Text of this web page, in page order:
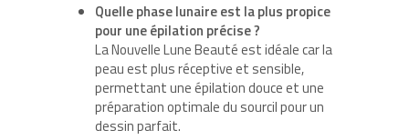
Quelle phase lunaire est la plus propice
pour une épilation précise ?
La Nouvelle Lune Beauté est idéale car la
peau est plus réceptive et sensible,
permettant une épilation douce et une
préparation optimale du sourcil pour un
dessin parfait.